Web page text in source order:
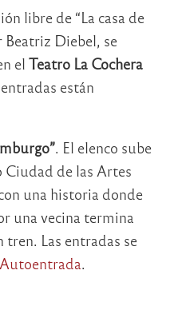
libre de “La casa de
Beatriz Diebel, se
el Teatro La Cochera
están
. El elenco sube
Ciudad de las Artes
una historia donde
una vecina termina
tren. Las entradas se
Autoentrada.